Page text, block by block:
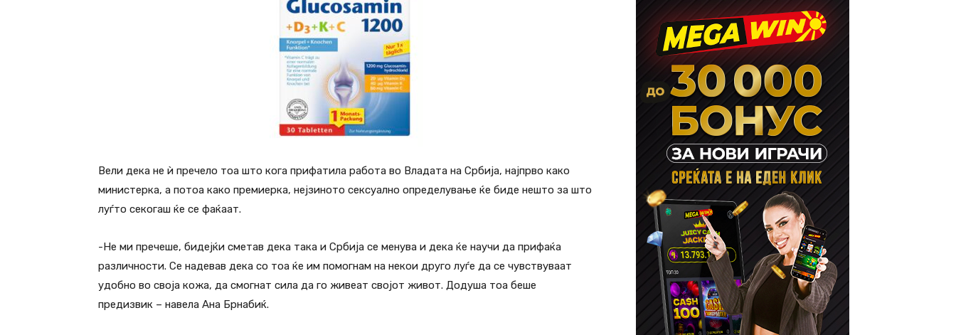
Вели дека не ѝ пречело тоа што кога прифатила работа во Владата на Србија, најпрво како
министерка, а потоа како премиерка, нејзиното сексуално определување ќе биде нешто за што
луѓто секогаш ќе се фаќаат.
-Не ми пречеше, бидејќи сметав дека така и Србија се менува и дека ќе научи да прифаќа
различности. Се надевав дека со тоа ќе им помогнам на некои друго луѓе да се чувствуваат
удобно во своја кожа, да смогнат сила да го живеат својот живот. Додуша тоа беше
предизвик – навела Ана Брнабиќ.